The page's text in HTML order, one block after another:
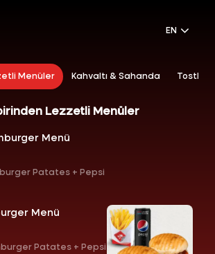
EN
Menüler Kahvaltı & Sahanda Tostlar
Lezzetli Menüler
Menü
Patates + Pepsi
Menü
Patates + Pepsi